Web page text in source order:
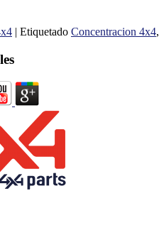
| Etiquetado Concentracion 4x4,